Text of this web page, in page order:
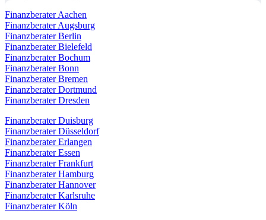
Finanzberater Aachen
Finanzberater Augsburg
Finanzberater Berlin
Finanzberater Bielefeld
Finanzberater Bochum
Finanzberater Bonn
Finanzberater Bremen
Finanzberater Dortmund
Finanzberater Dresden
Finanzberater Duisburg
Finanzberater Düsseldorf
Finanzberater Erlangen
Finanzberater Essen
Finanzberater Frankfurt
Finanzberater Hamburg
Finanzberater Hannover
Finanzberater Karlsruhe
Finanzberater Köln